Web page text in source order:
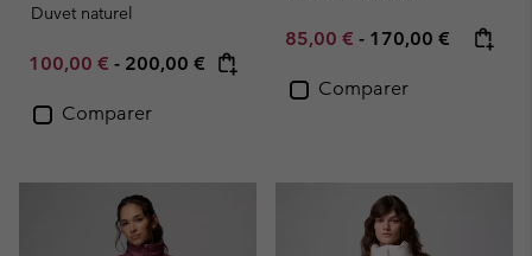
Duvet naturel
Minimum sale price:
100,00 € - Maximum price:
200,00 €
Comparer
Minimum sale price:
85,00 € - Maximum price:
170,00 €
Comparer